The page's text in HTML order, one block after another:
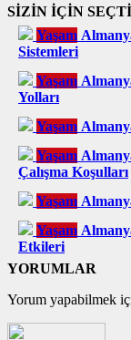
SİZİN İÇİN
Yaşam
Sistemleri
Yaşam
Yolları
Yaşam
Yaşam
Çalışma Koşulları
Yaşam
Yaşam
Etkileri
YORUMLAR
Yorum yapabilmek